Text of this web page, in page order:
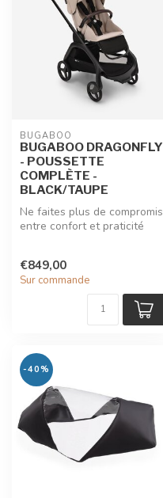
BUGABOO
BUGABOO DRAGONFLY
- POUSSETTE
COMPLÈTE -
BLACK/TAUPE
Ne faites plus de compromis
entre confort et praticité
€849,00
Sur commande
-40%